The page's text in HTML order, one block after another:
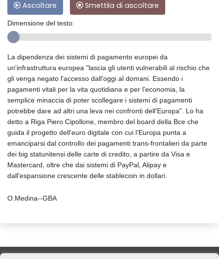
Ascoltare Smettila di ascoltare
Dimensione del testo:
La dipendenza dei sistemi di pagamento europei da
un'infrastruttura europea "lascia gli utenti vulnerabili al rischio che
gli venga negato l'accesso dall'oggi al domani. Essendo i
pagamenti vitali per la vita quotidiana e per l'economia, la
semplice minaccia di poter scollegare i sistemi di pagamenti
potrebbe dare ad altri una leva nei confronti dell'Europa". Lo ha
detto a Riga Piero Cipollone, membro del board della Bce che
guida il progetto dell'euro digitale con cui l'Europa punta a
emanciparsi dal controllo dei pagamenti trans-frontalieri da parte
dei big statunitensi delle carte di credito, a partire da Visa e
Mastercard, oltre che dai sistemi di PayPal, Alipay e
dall'espansione crescente delle stablecoin in dollari.
O.Medina--GBA